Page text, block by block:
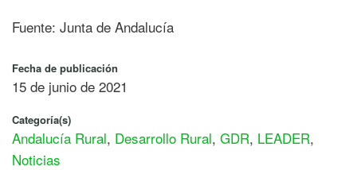
Fuente: Junta de Andalucía
Fecha de publicación
15 de junio de 2021
Categoría(s)
Andalucía Rural, Desarrollo Rural, GDR, LEADER,
Noticias